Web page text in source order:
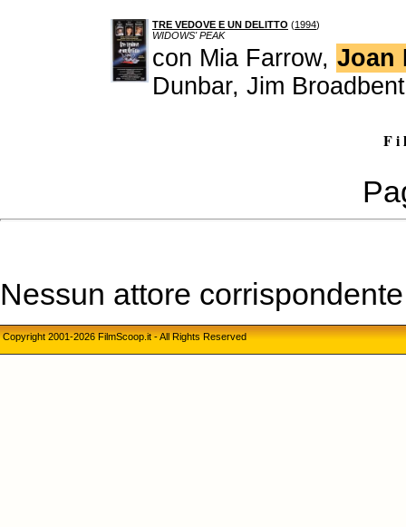
TRE VEDOVE E UN DELITTO (1994)
WIDOWS' PEAK
con Mia Farrow, Joan
Dunbar, Jim Broadbent
F i
Nessun attore
Copyright 2001-2026 FilmScoop.it - All Rights Reserved